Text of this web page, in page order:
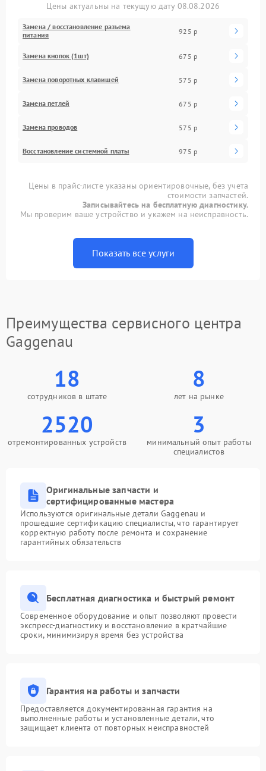
Цены актуальны на текущую дату 08.08.2026
Замена / восстановление разъема
питания
925 р
Замена кнопок (1шт) 675 р
Замена поворотных клавишей 575 р
Замена петлей 675 р
Замена проводов 575 р
Восстановление системной платы 975 р
Цены в прайс-листе указаны ориентировочные, без учета
стоимости запчастей.
Записывайтесь на бесплатную диагностику.
Мы проверим ваше устройство и укажем на неисправность.
Показать все услуги
Преимущества сервисного центра
Gaggenau
18
сотрудников в штате
8
лет на рынке
2520
отремонтированных устройств
3
минимальный опыт работы
специалистов
Оригинальные запчасти и
сертифицированные мастера
Используются оригинальные детали Gaggenau и
прошедшие сертификацию специалисты, что гарантирует
корректную работу после ремонта и сохранение
гарантийных обязательств
Бесплатная диагностика и быстрый ремонт
Современное оборудование и опыт позволяют провести
экспресс-диагностику и восстановление в кратчайшие
сроки, минимизируя время без устройства
Гарантия на работы и запчасти
Предоставляется документированная гарантия на
выполненные работы и установленные детали, что
защищает клиента от повторных неисправностей